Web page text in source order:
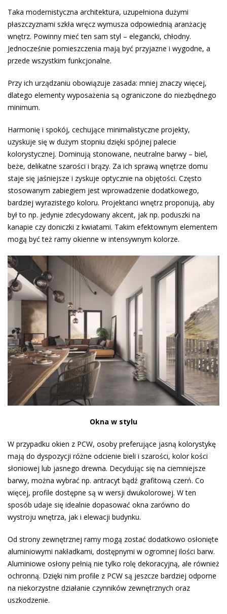
Taka modernistyczna architektura, uzupełniona dużymi
płaszczyznami szkła wręcz wymusza odpowiednią aranżację
wnętrz. Powinny mieć ten sam styl – elegancki, chłodny.
Jednocześnie pomieszczenia mają być przyjazne i wygodne, a
przede wszystkim funkcjonalne.
Przy ich urządzaniu obowiązuje zasada: mniej znaczy więcej,
dlatego elementy wyposażenia są ograniczone do niezbędnego
minimum.
Harmonię i spokój, cechujące minimalistyczne projekty,
uzyskuje się w dużym stopniu dzięki spójnej palecie
kolorystycznej. Dominują stonowane, neutralne barwy – biel,
beże, delikatne szarości i brązy. Za ich sprawą wnętrze domu
staje się jaśniejsze i zyskuje optycznie na objętości. Często
stosowanym zabiegiem jest wprowadzenie dodatkowego,
bardziej wyrazistego koloru. Projektanci wnętrz proponują, aby
był to np. jedynie zdecydowany akcent, jak np. poduszki na
kanapie czy doniczki z kwiatami. Takim efektownym elementem
mogą być też ramy okienne w intensywnym kolorze.
Okna w stylu
W przypadku okien z PCW, osoby preferujące jasną kolorystykę
mają do dyspozycji różne odcienie bieli i szarości, kolor kości
słoniowej lub jasnego drewna. Decydując się na ciemniejsze
barwy, można wybrać np. antracyt bądź grafitową czerń. Co
więcej, profile dostępne są w wersji dwukolorowej. W ten
sposób udaje się idealnie dopasować okna zarówno do
wystroju wnętrza, jak i elewacji budynku.
Od strony zewnętrznej ramy mogą zostać dodatkowo osłonięte
aluminiowymi nakładkami, dostępnymi w ogromnej ilości barw.
Aluminiowe osłony pełnią nie tylko rolę dekoracyjną, ale również
ochronną. Dzięki nim profile z PCW są jeszcze bardziej odporne
na niekorzystne działanie czynników zewnętrznych oraz
uszkodzenie.